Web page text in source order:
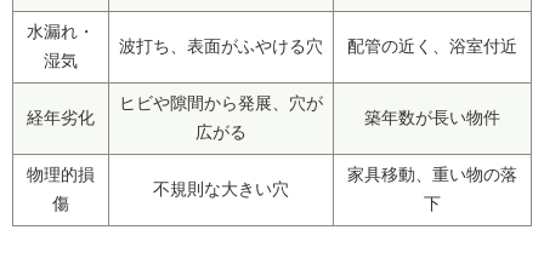
水漏れ・
湿気
波打ち、表面がふやける穴 配管の近く、浴室付近
経年劣化
ヒビや隙間から発展、穴が
広がる
築年数が長い物件
物理的損
傷
不規則な大きい穴
家具移動、重い物の落
下